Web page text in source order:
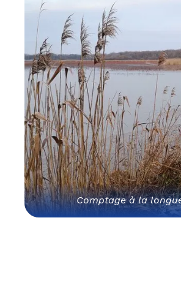
Comptage à la